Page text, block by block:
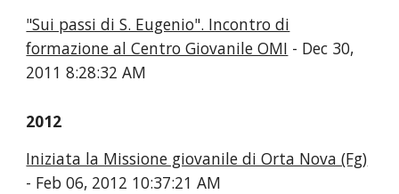
"Sui passi di S. Eugenio". Incontro di
formazione al Centro Giovanile OMI - Dec 30,
2011 8:28:32 AM
2012
Iniziata la Missione giovanile di Orta Nova (Fg)
- Feb 06, 2012 10:37:21 AM